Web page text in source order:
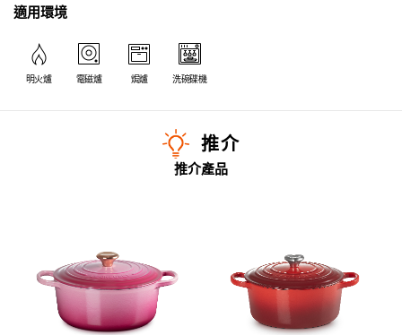
適用環境
明火爐 電磁爐 焗爐 洗碗碟機
推介
推介產品